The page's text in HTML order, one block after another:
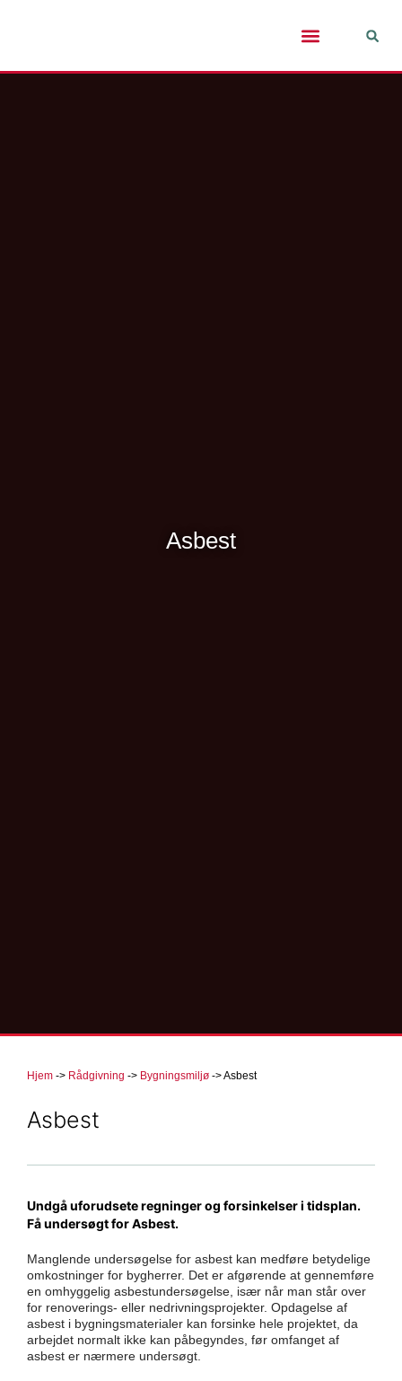
Asbest
Hjem -> Rådgivning -> Bygningsmiljø ->Asbest
Asbest
Undgå uforudsete regninger og forsinkelser i tidsplan.
Få undersøgt for Asbest.
Manglende undersøgelse for asbest kan medføre betydelige
omkostninger for bygherrer. Det er afgørende at gennemføre
en omhyggelig asbestundersøgelse, især når man står over
for renoverings- eller nedrivningsprojekter. Opdagelse af
asbest i bygningsmaterialer kan forsinke hele projektet, da
arbejdet normalt ikke kan påbegyndes, før omfanget af
asbest er nærmere undersøgt.